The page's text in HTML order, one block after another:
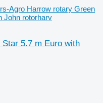
Agro Harrow rotary Green
John rotorharv
5.7 m Euro with